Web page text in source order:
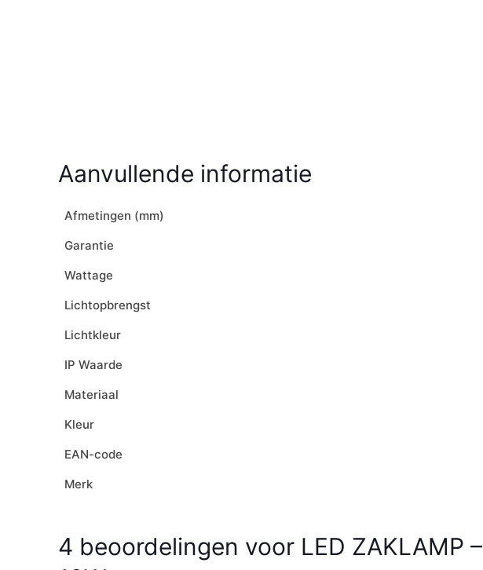
Aanvullende informatie
Afmetingen (mm)
Garantie
Wattage
Lichtopbrengst
Lichtkleur
IP Waarde
Materiaal
Kleur
EAN-code
Merk
4 beoordelingen voor LED ZAKLAMP –